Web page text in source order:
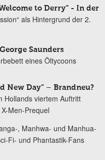
to Derry“ - In der
als Hintergrund der 2.
Saunders
eines Öltycoons
New Day“ – Brandneu?
Hollands viertem Auftritt
Men-Prequel
, Manhwa- und Manhua-
Fi- und Phantastik-Fans